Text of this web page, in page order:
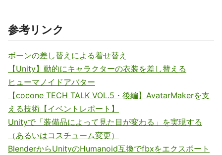
参考リンク
ボーンの差し替えによる着せ替え
【Unity】動的にキャラクターの衣装を差し替える
ヒューマノイドアバター
【cocone TECH TALK VOL.5・後編】AvatarMakerを支
える技術【イベントレポート】
Unityで「装備品によって見た目が変わる」を実現する
（あるいはコスチューム変更）
BlenderからUnityのHumanoid互換でfbxをエクスポート